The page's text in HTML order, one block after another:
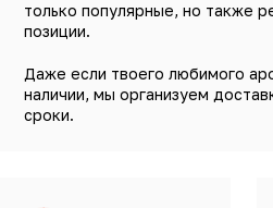
только популярные, но также
позиции.
Даже если твоего любимого
наличии, мы организуем
сроки.